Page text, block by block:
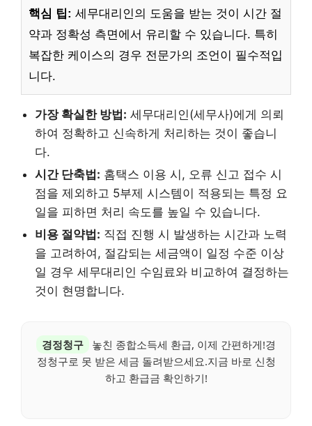
핵심 팁: 세무대리인의 도움을 받는 것이 시간 절
약과 정확성 측면에서 유리할 수 있습니다. 특히
복잡한 케이스의 경우 전문가의 조언이 필수적입
니다.
가장 확실한 방법: 세무대리인(세무사)에게 의뢰
하여 정확하고 신속하게 처리하는 것이 좋습니
다.
시간 단축법: 홈택스 이용 시, 오류 신고 접수 시
점을 제외하고 5부제 시스템이 적용되는 특정 요
일을 피하면 처리 속도를 높일 수 있습니다.
비용 절약법: 직접 진행 시 발생하는 시간과 노력
을 고려하여, 절감되는 세금액이 일정 수준 이상
일 경우 세무대리인 수임료와 비교하여 결정하는
것이 현명합니다.
경정청구
놓친 종합소득세 환급, 이제 간편하게!경
정청구로 못 받은 세금 돌려받으세요.지금 바로 신청
하고 환급금 확인하기!